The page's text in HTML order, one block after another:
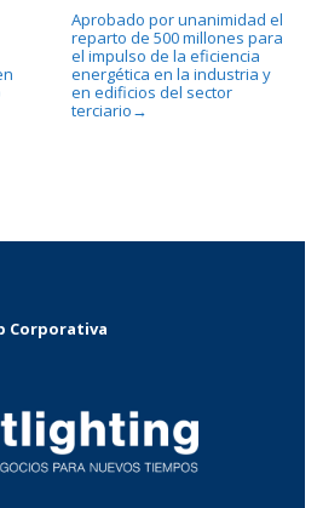
Aprobado por unanimidad el
reparto de 500 millones para
el impulso de la eficiencia
energética en la industria y
en edificios del sector
terciario →
Corporativa